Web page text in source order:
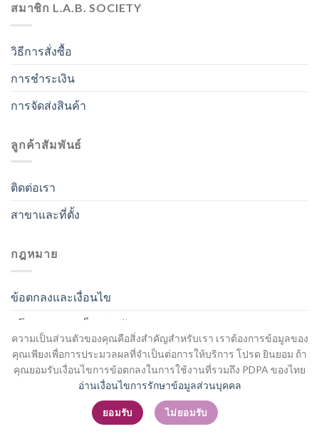
ความเป็นส่วนตัวของคุณคือสิ่งสำคัญสำหรับเรา เราต้องการข้อมูลของ
คุณเพียงเพื่อการประมวลผลที่จำเป็นต่อการให้บริการ โปรด ยินยอม ถ้า
คุณยอมรับเงื่อนไขการข้อตกลงในการใช้งานที่รวมถึง PDPA ของไทย
อ่านเงื่อนไขการรักษาข้อมูลส่วนบุคคล
ยอมรับ ไม่ยอมรับ
สมาชิก L.A.B. SOCIETY
วิธีการสั่งซื้อ
การชำระเงิน
การจัดส่งสินค้า
ลูกค้าสัมพันธ์
ติดต่อเรา
สาขาและที่ตั้ง
กฎหมาย
ข้อตกลงและเงื่อนไข
นโยบายความเป็นส่วนตัว
สมัครสมาชิก / เข้าสู่ระบบ
Copyright 2026 ©Flatsome Theme